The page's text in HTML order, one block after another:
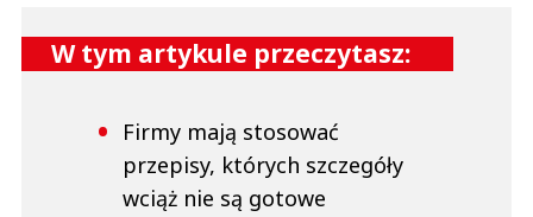
W tym artykule przeczytasz:
Firmy mają stosować
przepisy, których szczegóły
wciąż nie są gotowe